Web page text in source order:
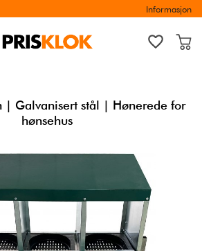
Informasjon
| Galvanisert stål | Hønerede for
hønsehus